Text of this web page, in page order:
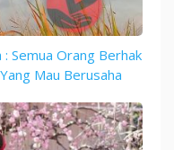
Semua Orang Berhak
Mau Berusaha